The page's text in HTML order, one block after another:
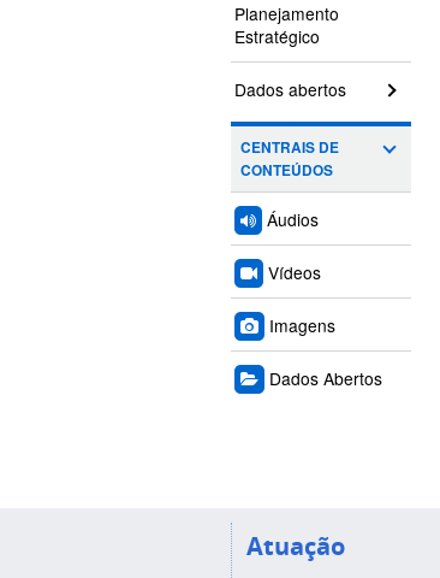
Planejamento
Estratégico
Dados abertos
CENTRAIS DE
CONTEÚDOS
Áudios
Vídeos
Imagens
Dados Abertos
Atuação